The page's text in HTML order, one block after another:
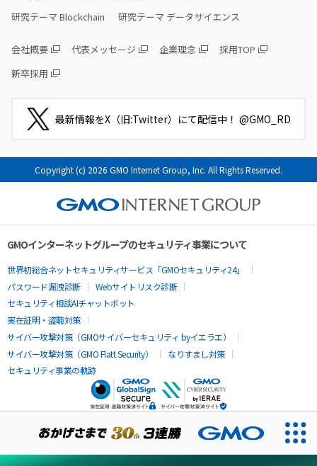
研究テーマ Blockchain
研究テーマ データサイエンス
会社概要 代表メッセージ 企業理念
採用TOP
新卒採用
最新情報をX（旧:Twitter）にて配信中！ @GMO_RD
Copyright (c) 2026 GMO Internet Group, Inc. All Rights Reserved.
GMOインターネットグループのセキュリティ事業について
世界初総合ネットセキュリティサービス「GMOセキュリティ24」
パスワード漏洩診断
Webサイトリスク診断
セキュリティ相談AIチャットボット
実在証明・盗聴対策
サイバー攻撃対策（GMOサイバーセキュリティ byイエラエ）
サイバー攻撃対策（GMO Flatt Security）
なりすまし対策
セキュリティ事業の軌跡